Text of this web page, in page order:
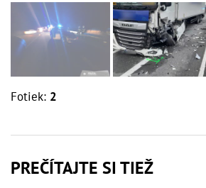
Fotiek: 2
PREČÍTAJTE SI TIEŽ